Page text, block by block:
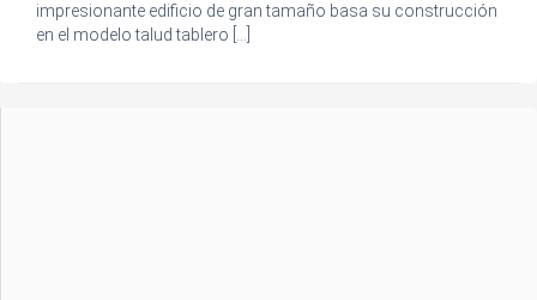
impresionante edificio de gran tamaño basa su construcción
en el modelo talud tablero [...]